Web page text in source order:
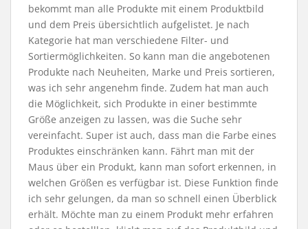
bekommt man alle Produkte mit einem Produktbild
und dem Preis übersichtlich aufgelistet. Je nach
Kategorie hat man verschiedene Filter- und
Sortiermöglichkeiten. So kann man die angebotenen
Produkte nach Neuheiten, Marke und Preis sortieren,
was ich sehr angenehm finde. Zudem hat man auch
die Möglichkeit, sich Produkte in einer bestimmte
Größe anzeigen zu lassen, was die Suche sehr
vereinfacht. Super ist auch, dass man die Farbe eines
Produktes einschränken kann. Fährt man mit der
Maus über ein Produkt, kann man sofort erkennen, in
welchen Größen es verfügbar ist. Diese Funktion finde
ich sehr gelungen, da man so schnell einen Überblick
erhält. Möchte man zu einem Produkt mehr erfahren